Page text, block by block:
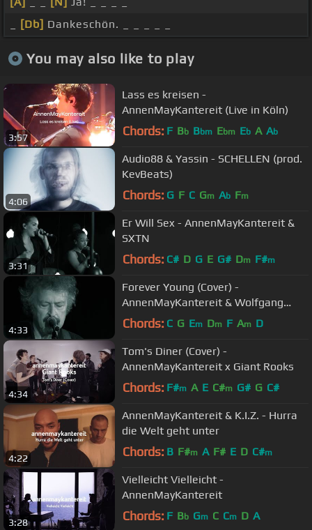
[Db] Dankeschön. _ _ _ _ _
You may also like to play
3:57
Lass es kreisen -
AnnenMayKantereit (Live in Köln)
Chords: F Bb Bbm Ebm Eb A Ab
4:06
Audio88 & Yassin - SCHELLEN (prod.
KevBeats)
Chords: G F C Gm Ab Fm
3:31
Er Will Sex - AnnenMayKantereit &
SXTN
Chords: C# D G E G# Dm F#m
4:33
Forever Young (Cover) -
AnnenMayKantereit & Wolfgang
Niedecken
Chords: C G Em Dm F Am D
4:34
Tom's Diner (Cover) -
AnnenMayKantereit x Giant Rooks
Chords: F#m A E C#m G# G C#
4:22
AnnenMayKantereit & K.I.Z. - Hurra
die Welt geht unter
Chords: B F#m A F# E D C#m
3:28
Vielleicht Vielleicht -
AnnenMayKantereit
Chords: F Bb Gm C Cm D A